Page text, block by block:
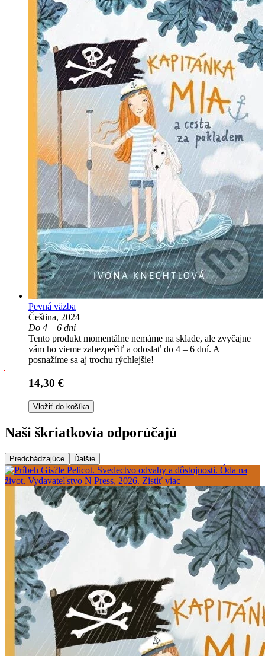
Pevná väzba
Čeština, 2024
Do 4 – 6 dní
Tento produkt momentálne nemáme na sklade, ale zvyčajne
vám ho vieme zabezpečiť a odoslať do 4 – 6 dní. A
posnažíme sa aj trochu rýchlejšie!
14,30 €
Vložiť do košíka
Naši škriatkovia odporúčajú
Predchádzajúce Ďalšie